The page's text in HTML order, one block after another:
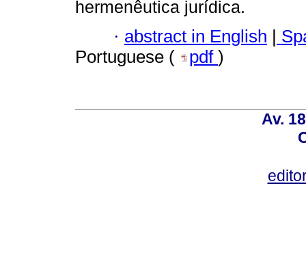
hermenêutica jurídica.
· abstract in English |
Portuguese (
pdf )
Av.